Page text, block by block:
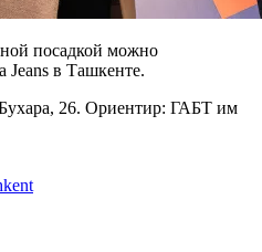
посадкой можно
Jeans в Ташкенте.
26. Ориентир: ГАБТ им